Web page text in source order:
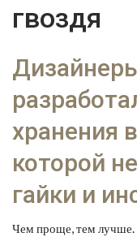
гвоздя
хранения
которой
гайки и
Чем проще, тем лучше.